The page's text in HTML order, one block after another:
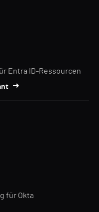
Entra ID-Ressourcen
für Okta